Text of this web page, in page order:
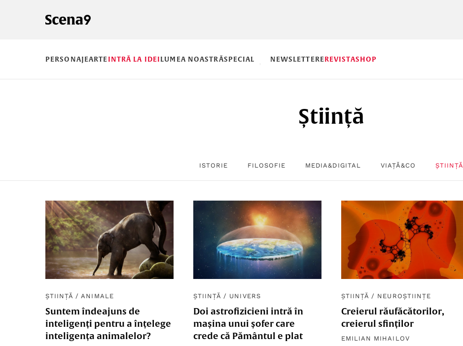
PERSONAJEARTEINTRĂ LA IDEILUMEA NOASTRĂSPECIAL NEWSLETTEREREVISTASHOP
Știință
ISTORIE FILOSOFIE MEDIA&DIGITAL VIAȚĂ&CO ȘTIINȚĂ
ȘTIINȚĂ / ANIMALE
Suntem îndeajuns de
inteligenți pentru a înțelege
inteligența animalelor?
ȘTIINȚĂ / UNIVERS
Doi astrofizicieni intră în
mașina unui șofer care
crede că Pământul e plat
ȘTIINȚĂ / NEUROȘTIINȚE
Creierul răufăcătorilor,
creierul sfinților
EMILIAN MIHAILOV